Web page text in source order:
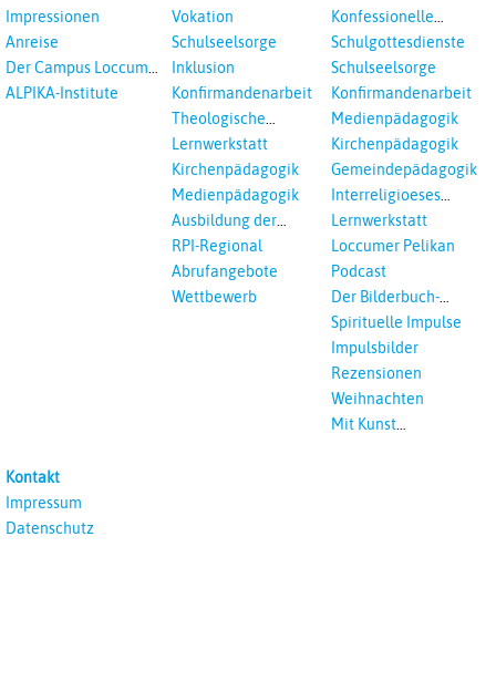
Impressionen
Anreise
Der Campus Loccum
und Loccumer
ALPIKA-Institute
Schulen
Vokation
Schulseelsorge
Inklusion
Konfirmandenarbeit
Theologische
Fortbildungen,
Interreligöses Lernen
Lernwerkstatt
Kirchenpädagogik
Medienpädagogik
Ausbildung der
Vikar*innen
RPI-Regional
Abrufangebote
Wettbewerb
Schulen
Konfessionelle
Kooperation
Schulgottesdienste
Schulseelsorge
Konfirmandenarbeit
Medienpädagogik
Kirchenpädagogik
Gemeindepädagogik
Interreligioeses
Lernen
Lernwerkstatt
Loccumer Pelikan
Podcast
Der Bilderbuch-
Podcast
Spirituelle Impulse
Impulsbilder
Rezensionen
Weihnachten
Mit Kunst
Kontakt
Impressum
Datenschutz